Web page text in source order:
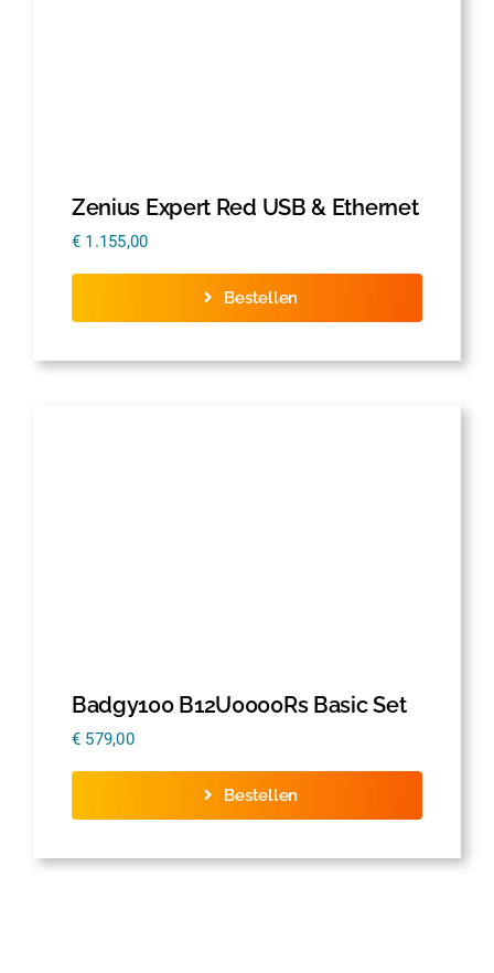
Zenius Expert Red USB & Ethernet
€ 1.155,00
Bestellen
Badgy100 B12U0000Rs Basic Set
€ 579,00
Bestellen